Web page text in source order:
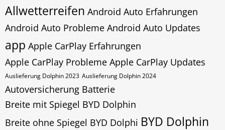
Allwetterreifen Android Auto Erfahrungen
Android Auto Probleme Android Auto Updates
app Apple CarPlay Erfahrungen
Apple CarPlay Probleme Apple CarPlay Updates
Auslieferung Dolphin 2023 Auslieferung Dolphin 2024
Autoversicherung Batterie
Breite mit Spiegel BYD Dolphin
Breite ohne Spiegel BYD Dolphi BYD Dolphin